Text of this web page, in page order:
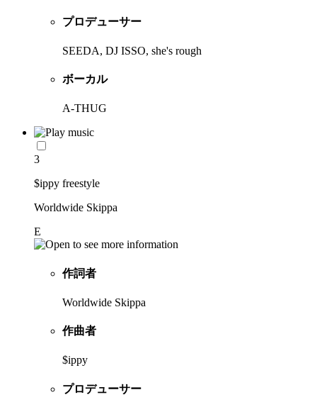
プロデューサー
SEEDA, DJ ISSO, she's rough
ボーカル
A-THUG
3
$ippy freestyle
Worldwide Skippa
E
作詞者
Worldwide Skippa
作曲者
$ippy
プロデューサー